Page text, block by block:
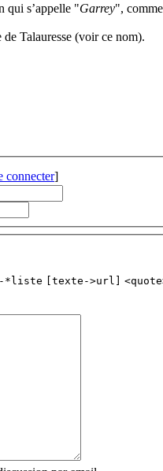
qui s’appelle "Garrey",
de Talauresse (voir ce nom).
connecter]
-*liste [texte->url]